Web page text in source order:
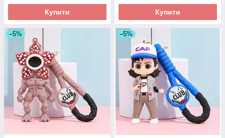
Купити Купити
–5% –5%